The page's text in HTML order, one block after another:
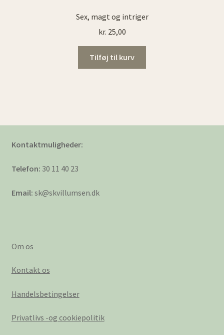
Sex, magt og intriger
kr. 25,00
Tilføj til kurv
Kontaktmuligheder:
Telefon: 30 11 40 23
Email: sk@skvillumsen.dk
Om os
Kontakt os
Handelsbetingelser
Privatlivs -og cookiepolitik